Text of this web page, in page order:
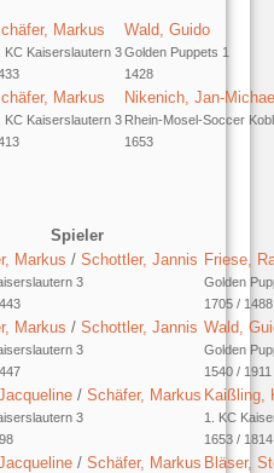
Markus
KC Kaiserslautern 3
Wald, Guido
Golden Puppets 1
1428
Markus
KC Kaiserslautern 3
Nikenich, Jan-
Rhein-Mosel-Soccer
1653
Spieler
Markus / Schottler, Jannis
3
Friese,
Golden
1705 / 1488
Markus / Schottler, Jannis
3
Wald,
Golden
1540 / 1911
/ Schäfer, Markus
3
Kaißling,
1. KC
1653 / 1814
/ Schäfer, Markus Bläser,